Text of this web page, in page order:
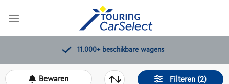
11.000+ beschikbare wagens
Filteren (2)
Bewaren